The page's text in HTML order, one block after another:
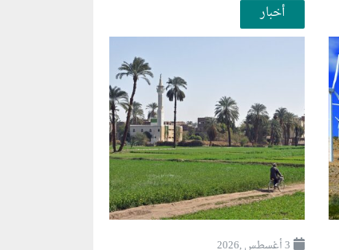
أخبار